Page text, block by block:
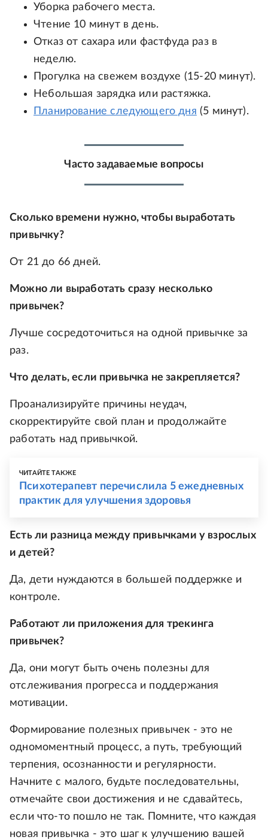
Уборка рабочего места.
Чтение 10 минут в день.
Отказ от сахара или фастфуда раз в
неделю.
Прогулка на свежем воздухе (15-20 минут).
Небольшая зарядка или растяжка.
Планирование следующего дня (5 минут).
Часто задаваемые вопросы
Сколько времени нужно, чтобы выработать
привычку?
От 21 до 66 дней.
Можно ли выработать сразу несколько
привычек?
Лучше сосредоточиться на одной привычке за
раз.
Что делать, если привычка не закрепляется?
Проанализируйте причины неудач,
скорректируйте свой план и продолжайте
работать над привычкой.
ЧИТАЙТЕ ТАКЖЕ
Психотерапевт перечислила 5 ежедневных
практик для улучшения здоровья
Есть ли разница между привычками у взрослых
и детей?
Да, дети нуждаются в большей поддержке и
контроле.
Работают ли приложения для трекинга
привычек?
Да, они могут быть очень полезны для
отслеживания прогресса и поддержания
мотивации.
Формирование полезных привычек - это не
одномоментный процесс, а путь, требующий
терпения, осознанности и регулярности.
Начните с малого, будьте последовательны,
отмечайте свои достижения и не сдавайтесь,
если что-то пошло не так. Помните, что каждая
новая привычка - это шаг к улучшению вашей